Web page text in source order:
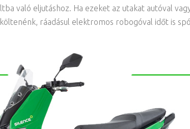
való eljutáshoz. Ha ezeket az utakat autóval
ráadásul elektromos robogóval időt is